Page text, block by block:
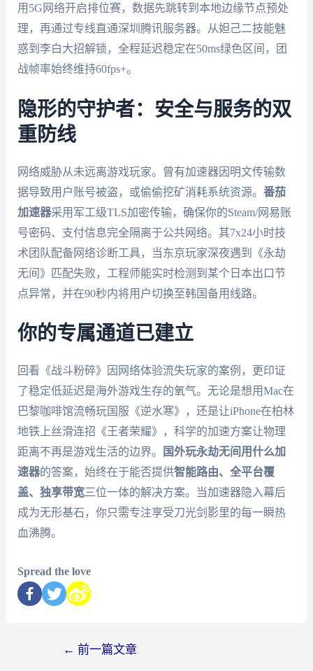
用5G网络开启排位赛，数据先跳转到本地边缘节点预处
理，再通过专线直通深圳腾讯服务器。从妲己二技能魅
惑到李白大招解锁，全程延迟稳定在50ms绿色区间，团
战帧率始终维持60fps+。
隐形的守护者：安全与服务的双
重防线
网络威胁从未远离游戏玩家。曾有加速器因明文传输数
据导致用户账号被盗，或偷偷挖矿消耗系统资源。 番茄
加速器采用军工级TLS加密传输，确保你的Steam/网易账
号密码、支付信息完全隔离于公共网络。其7x24小时技
术团队配备网络诊断工具，当东京玩家深夜遇到《永劫
无间》匹配失败，工程师能实时检测到某个日本出口节
点异常，并在90秒内将用户切换至韩国备用线路。
你的专属通道已建立
回看《战斗粉碎》因网络体验流失玩家的案例，更印证
了稳定低延迟是海外游戏生存的氧气。无论是想用Mac在
巴黎咖啡馆流畅玩国服《逆水寒》，还是让iPhone在柏林
地铁上丝滑连招《王者荣耀》，科学的加速方案让物理
距离不再是游戏生活的边界。
国外玩永劫无间用什么加
速器的答案，始终在于能否提供智能路由、全平台覆
盖、独享带宽三位一体的解决方案。当加速器隐入幕后
成为无形基石，你只需专注享受刀光剑影里的每一瞬热
血沸腾。
Spread the love
← 前一篇文章